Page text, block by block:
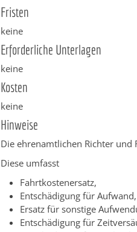
Fristen
keine
Erforderliche Unterlagen
keine
Kosten
keine
Hinweise
Die ehrenamtlichen Richter und
Diese umfasst
Fahrtkostenersatz,
Entschädigung für Aufwand,
Ersatz für sonstige
Entschädigung für